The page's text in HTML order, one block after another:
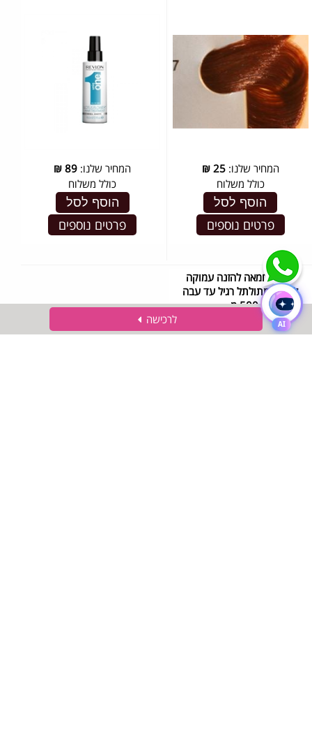
המחיר שלנו:25
₪
כולל משלוח
הוסף לסל
פרטים נוספים
המחיר שלנו: 89
₪
כולל משלוח
הוסף לסל
פרטים נוספים
מסכת חמאה להזנה עמוקה
לשיער מתולתל רגיל עד עבה
500 מ...
לרכישה